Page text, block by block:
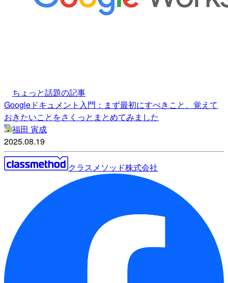
ちょっと話題の記事
Googleドキュメント入門：まず最初にすべきこと、覚えて
おきたいことをさくっとまとめてみました
福田 寅成
2025.08.19
クラスメソッド株式会社